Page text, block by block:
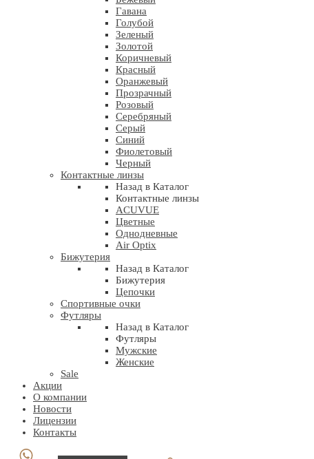
Гавана
Голубой
Зеленый
Золотой
Коричневый
Красный
Оранжевый
Прозрачный
Розовый
Серебряный
Серый
Синий
Фиолетовый
Черный
Контактные линзы
Назад в Каталог
Контактные линзы
ACUVUE
Цветные
Однодневные
Air Optix
Бижутерия
Назад в Каталог
Бижутерия
Цепочки
Спортивные очки
Футляры
Назад в Каталог
Футляры
Мужские
Женские
Sale
Акции
О компании
Новости
Лицензии
Контакты